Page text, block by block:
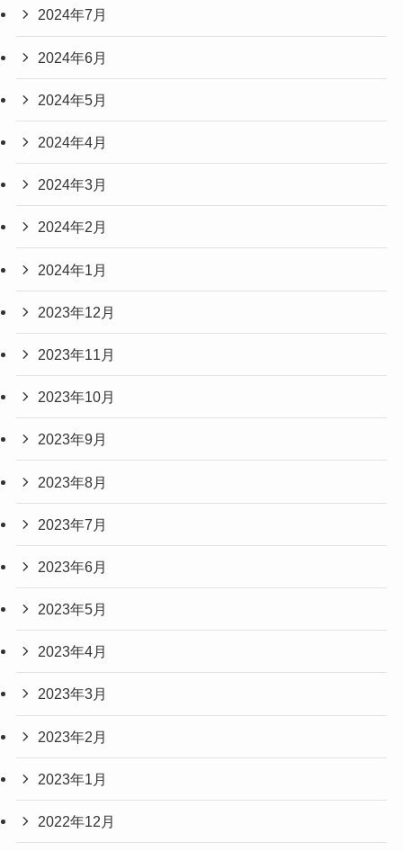
2024年7月
2024年6月
2024年5月
2024年4月
2024年3月
2024年2月
2024年1月
2023年12月
2023年11月
2023年10月
2023年9月
2023年8月
2023年7月
2023年6月
2023年5月
2023年4月
2023年3月
2023年2月
2023年1月
2022年12月